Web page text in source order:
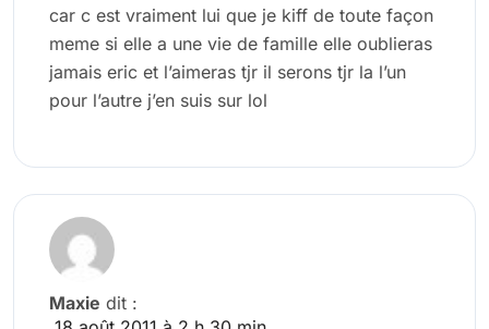
car c est vraiment lui que je kiff de toute façon
meme si elle a une vie de famille elle oublieras
jamais eric et l’aimeras tjr il serons tjr la l’un
pour l’autre j’en suis sur lol
Maxie dit :